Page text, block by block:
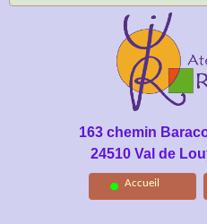
163 chemin
24510 Val de
Accueil